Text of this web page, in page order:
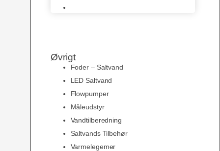
Øvrigt
Foder – Saltvand
LED Saltvand
Flowpumper
Måleudstyr
Vandtilberedning
Saltvands Tilbehør
Varmelegemer